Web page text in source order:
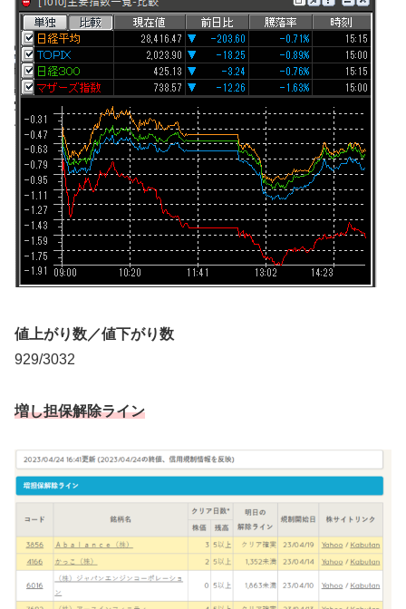
値上がり数／値下がり数
929/3032
増し担保解除ライン